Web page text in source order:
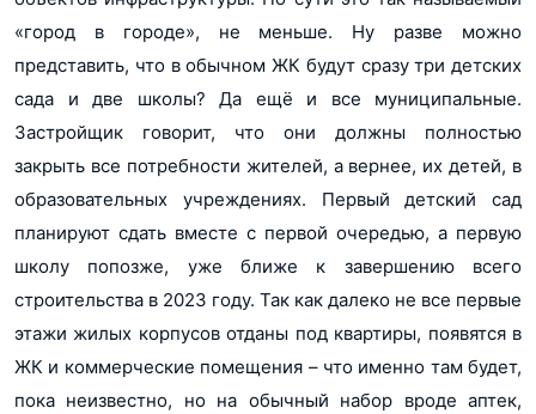
«город в городе», не меньше. Ну разве можно
представить, что в обычном ЖК будут сразу три детских
сада и две школы? Да ещё и все муниципальные.
Застройщик говорит, что они должны полностью
закрыть все потребности жителей, а вернее, их детей, в
образовательных учреждениях. Первый детский сад
планируют сдать вместе с первой очередью, а первую
школу попозже, уже ближе к завершению всего
строительства в 2023 году. Так как далеко не все первые
этажи жилых корпусов отданы под квартиры, появятся в
ЖК и коммерческие помещения – что именно там будет,
пока неизвестно, но на обычный набор вроде аптек,